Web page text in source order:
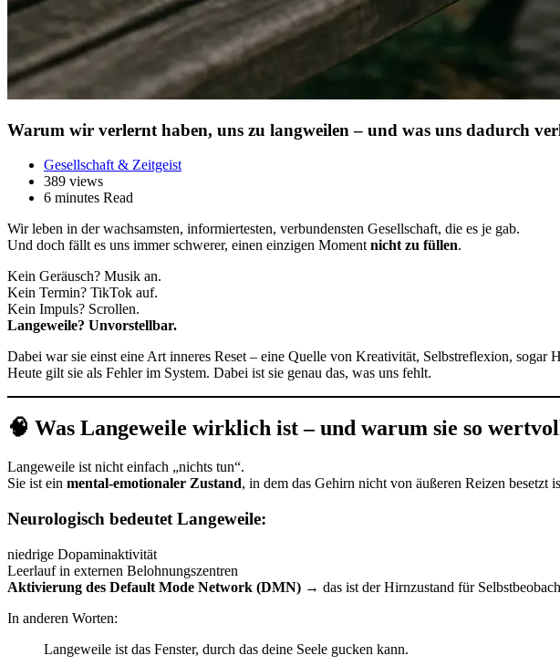
Warum wir verlernt haben, uns zu langweilen – und was uns dadurch
Gesellschaft & Zeitgeist
389 views
6 minutes Read
Wir leben in der wachsamsten, informiertesten, verbundensten Gesellschaft, die es je gab.
Und doch fällt es uns immer schwerer, einen einzigen Momentnicht zu füllen.
Kein Geräusch? Musik an.
Kein Termin? TikTok auf.
Kein Impuls? Scrollen.
Langeweile? Unvorstellbar.
Dabei war sie einst eine Art inneres Reset – eine Quelle von Kreativität, Selbstreflexion, sogar
Heute gilt sie als Fehler im System. Dabei ist sie genau das, was uns fehlt.
🧠 Was Langeweile wirklich ist – und warum sie so
Langeweile ist nicht einfach „nichts tun“.
Sie ist ein mental-emotionaler Zustand, in dem das Gehirn nicht von äußeren Reizen besetzt
Neurologisch bedeutet Langeweile:
niedrige Dopaminaktivität
Leerlauf in externen Belohnungszentren
Aktivierung des Default Mode Network (DMN) → das ist der Hirnzustand für
In anderen Worten:
Langeweile ist das Fenster, durch das deine Seele gucken kann.